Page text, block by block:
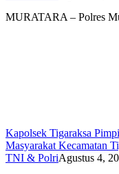
MURATARA – Polres
Kapolsek Tigaraksa
Masyarakat Kecamatan
TNI & PolriAgustus 4,